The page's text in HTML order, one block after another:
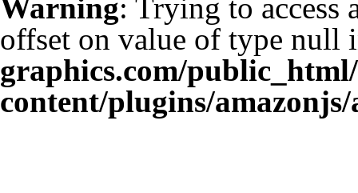
Warning: Trying to access
offset on value of type null
graphics.com/
content/plugins/